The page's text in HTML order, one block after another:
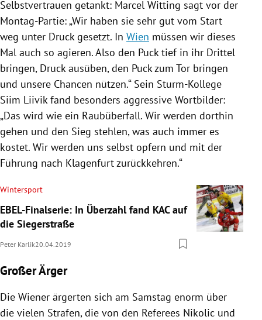
Selbstvertrauen getankt: Marcel Witting sagt vor der
Montag-Partie: „Wir haben sie sehr gut vom Start
weg unter Druck gesetzt. In Wien müssen wir dieses
Mal auch so agieren. Also den Puck tief in ihr Drittel
bringen, Druck ausüben, den Puck zum Tor bringen
und unsere Chancen nützen.“ Sein Sturm-Kollege
Siim Liivikfand besonders aggressive Wortbilder:
„Das wird wie ein Raubüberfall. Wir werden dorthin
gehen und den Sieg stehlen, was auch immer es
kostet. Wir werden uns selbst opfern und mit der
Führung nach Klagenfurtzurückkehren.“
Wintersport
EBEL-Finalserie: In Überzahl fand KAC auf
die Siegerstraße
Peter Karlik20.04.2019
Großer Ärger
Die Wiener ärgerten sich am Samstag enorm über
die vielen Strafen, die von den Referees Nikolic und